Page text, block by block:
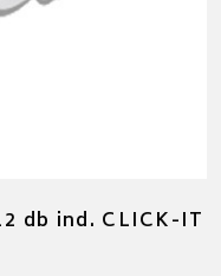
db ind. CLICK-IT